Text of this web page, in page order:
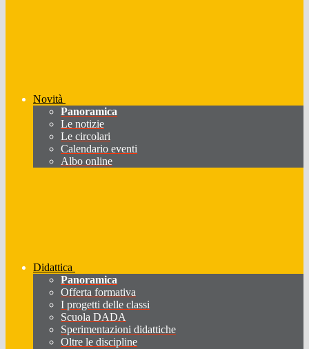
Novità
Panoramica
Le notizie
Le circolari
Calendario eventi
Albo online
Didattica
Panoramica
Offerta formativa
I progetti delle classi
Scuola DADA
Sperimentazioni didattiche
Oltre le discipline